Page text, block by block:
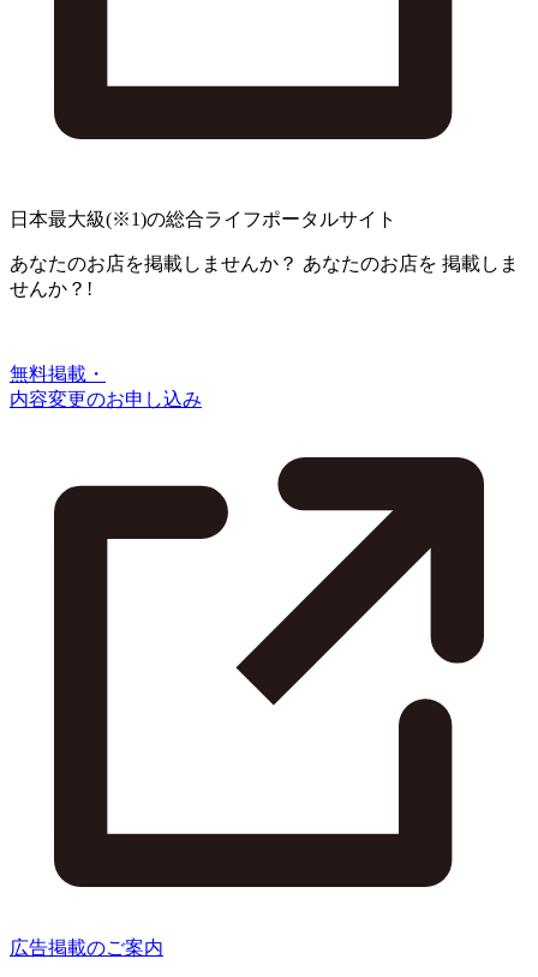
日本最大級(※1)の総合ライフポータルサイト
あなたのお店を掲載しませんか？ あなたのお店を 掲載しま
せんか？!
無料掲載・
内容変更のお申し込み
広告掲載のご案内